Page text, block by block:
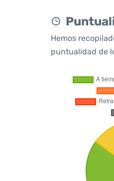
Hemos
puntualidad de